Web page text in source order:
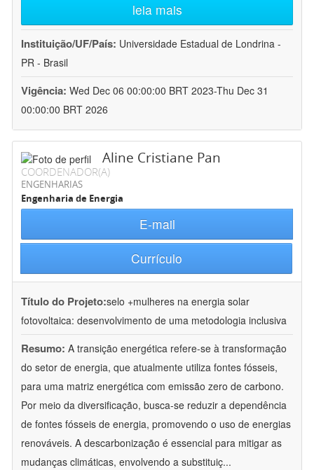
leia mais
Instituição/UF/País: Universidade Estadual de Londrina -
PR - Brasil
Vigência: Wed Dec 06 00:00:00 BRT 2023-Thu Dec 31
00:00:00 BRT 2026
Aline Cristiane Pan
COORDENADOR(A)
ENGENHARIAS
Engenharia de Energia
E-mail
Currículo
Título do Projeto:selo +mulheres na energia solar
fotovoltaica: desenvolvimento de uma metodologia inclusiva
Resumo: A transição energética refere-se à transformação
do setor de energia, que atualmente utiliza fontes fósseis,
para uma matriz energética com emissão zero de carbono.
Por meio da diversificação, busca-se reduzir a dependência
de fontes fósseis de energia, promovendo o uso de energias
renováveis. A descarbonização é essencial para mitigar as
mudanças climáticas, envolvendo a substituiç...